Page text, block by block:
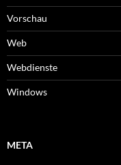
Vorschau
Web
Webdienste
Windows
META